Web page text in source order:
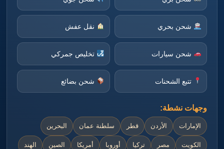
شحن بحري نقل عفش
شحن سيارات تخليص جمركي
تتبع الشحنات شحن بضائع
وجهات نشطة:
الإمارات الأردن قطر سلطنة عمان البحرين
الكويت مصر تركيا أوروبا أمريكا الصين الهند